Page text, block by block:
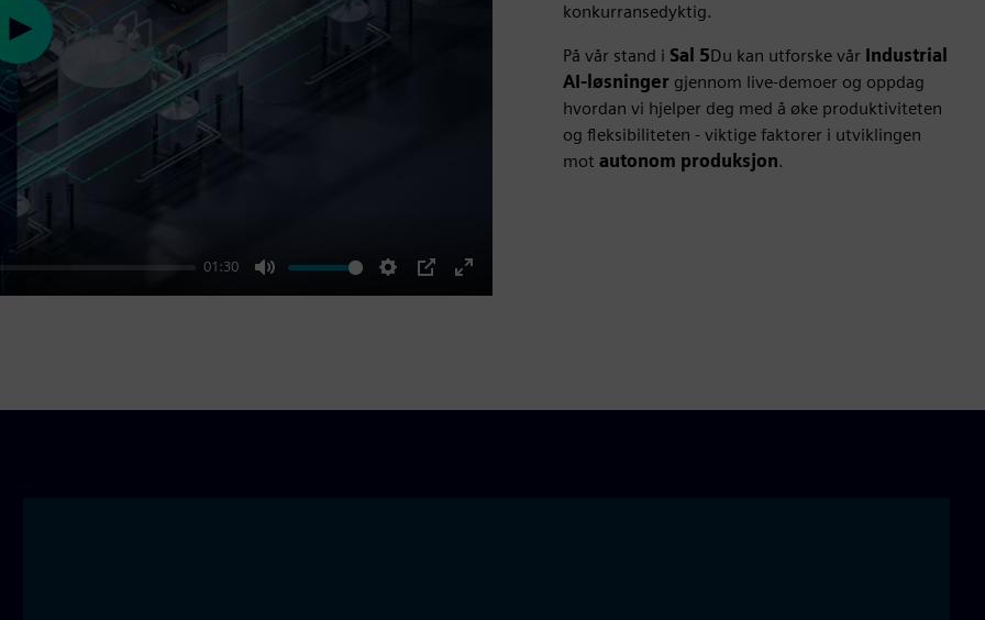
01:30
Mute Settings
PIP
Enter
Play
konkurransedyktig.
På vår stand i Sal 5Du kan utforske vår Industrial
AI-løsninger gjennom live-demoer og oppdag
hvordan vi hjelper deg med å øke produktiviteten
og fleksibiliteten - viktige faktorer i utviklingen
mot autonom produksjon.